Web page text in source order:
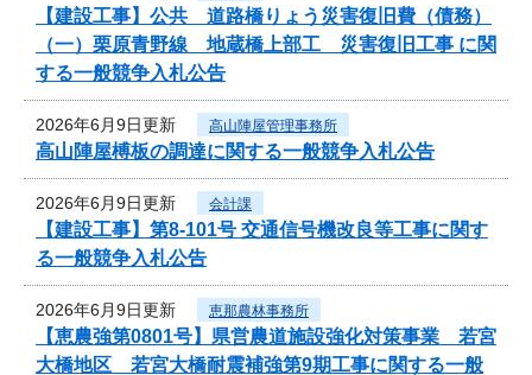
【建設工事】公共 道路橋りょう災害復旧費（債務）
（一）栗原青野線 地蔵橋上部工 災害復旧工事 に関
する一般競争入札公告
2026年6月9日更新 高山陣屋管理事務所
高山陣屋榑板の調達に関する一般競争入札公告
2026年6月9日更新 会計課
【建設工事】第8-101号 交通信号機改良等工事に関す
る一般競争入札公告
2026年6月9日更新 恵那農林事務所
【恵農強第0801号】県営農道施設強化対策事業 若宮
大橋地区 若宮大橋耐震補強第9期工事に関する一般